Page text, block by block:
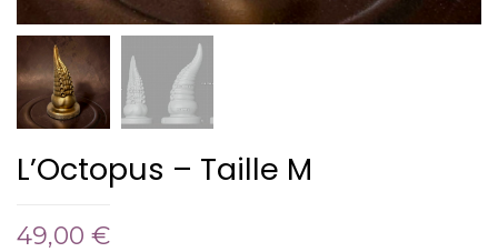
L’Octopus – Taille M
49,00 €